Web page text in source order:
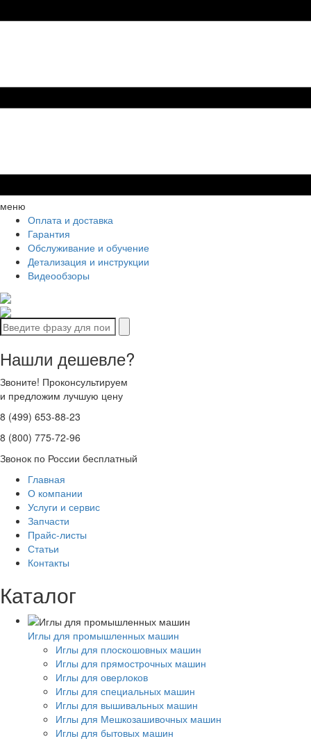
меню
Оплата и доставка
Гарантия
Обслуживание и обучение
Детализация и инструкции
Видеообзоры
Нашли дешевле?
Звоните! Проконсультируем
и предложим лучшую цену
8 (499) 653-88-23
8 (800) 775-72-96
Звонок по России бесплатный
Главная
О компании
Услуги и сервис
Запчасти
Прайс-листы
Статьи
Контакты
Каталог
Иглы для промышленных машин
Иглы для плоскошовных машин
Иглы для прямострочных машин
Иглы для оверлоков
Иглы для специальных машин
Иглы для вышивальных машин
Иглы для Мешкозашивочных машин
Иглы для бытовых машин